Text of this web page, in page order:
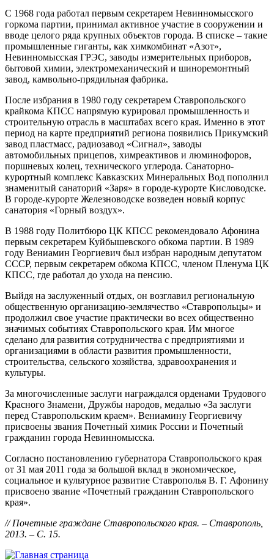
С 1968 года работал первым секретарем Невинномысского
горкома партии, принимал активное участие в сооружении и
вводе целого ряда крупных объектов города. В списке – такие
промышленные гиганты, как химкомбинат «Азот»,
Невинномысская ГРЭС, заводы измерительных приборов,
бытовой химии, электромеханический и шиноремонтный
завод, камвольно-прядильная фабрика.
После избрания в 1980 году секретарем Ставропольского
крайкома КПСС напрямую курировал промышленность и
строительную отрасль в масштабах всего края. Именно в этот
период на карте предприятий региона появились Прикумский
завод пластмасс, радиозавод «Сигнал», заводы
автомобильных прицепов, химреактивов и люминофоров,
поршневых колец, технического углерода. Санаторно-
курортный комплекс Кавказских Минеральных Вод пополнил
знаменитый санаторий «Заря» в городе-курорте Кисловодске.
В городе-курорте Железноводске возведен новый корпус
санатория «Горный воздух».
В 1988 году Политбюро ЦК КПСС рекомендовало Афонина
первым секретарем Куйбышевского обкома партии. В 1989
году Вениамин Георгиевич был избран народным депутатом
СССР, первым секретарем обкома КПСС, членом Пленума ЦК
КПСС, где работал до ухода на пенсию.
Выйдя на заслуженный отдых, он возглавил региональную
общественную организацию-землячество «Ставропольцы» и
продолжил свое участие практически во всех общественно
значимых событиях Ставропольского края. Им многое
сделано для развития сотрудничества с предприятиями и
организациями в области развития промышленности,
строительства, сельского хозяйства, здравоохранения и
культуры.
За многочисленные заслуги награждался орденами Трудового
Красного Знамени, Дружбы народов, медалью «За заслуги
перед Ставропольским краем». Вениамину Георгиевичу
присвоены звания Почетный химик России и Почетный
гражданин города Невинномысска.
Согласно постановлению губернатора Ставропольского края
от 31 мая 2011 года за большой вклад в экономическое,
социальное и культурное развитие Ставрополья В. Г. Афонину
присвоено звание «Почетный гражданин Ставропольского
края».
// Почетные граждане Ставропольского края. – Ставрополь,
2013. – С. 15.